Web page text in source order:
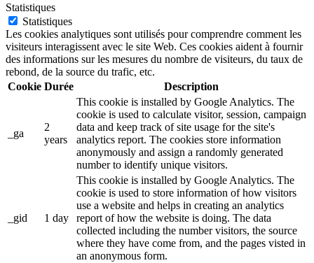
Statistiques
Statistiques
Les cookies analytiques sont utilisés pour comprendre comment les
visiteurs interagissent avec le site Web. Ces cookies aident à fournir
des informations sur les mesures du nombre de visiteurs, du taux de
rebond, de la source du trafic, etc.
Cookie Durée Description
_ga
2
years
This cookie is installed by Google Analytics. The
cookie is used to calculate visitor, session, campaign
data and keep track of site usage for the site's
analytics report. The cookies store information
anonymously and assign a randomly generated
number to identify unique visitors.
_gid 1 day
This cookie is installed by Google Analytics. The
cookie is used to store information of how visitors
use a website and helps in creating an analytics
report of how the website is doing. The data
collected including the number visitors, the source
where they have come from, and the pages visted in
an anonymous form.